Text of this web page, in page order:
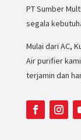
PT Sumber
segala
Mulai dari AC,
Air purifier
terjamin dan